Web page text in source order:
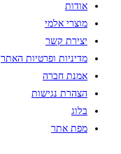
אודות
מוצרי אלמי
יצירת קשר
מדיניות ופרטיות האתר
אמנת חברה
הצהרת נגישות
בלוג
מפת אתר